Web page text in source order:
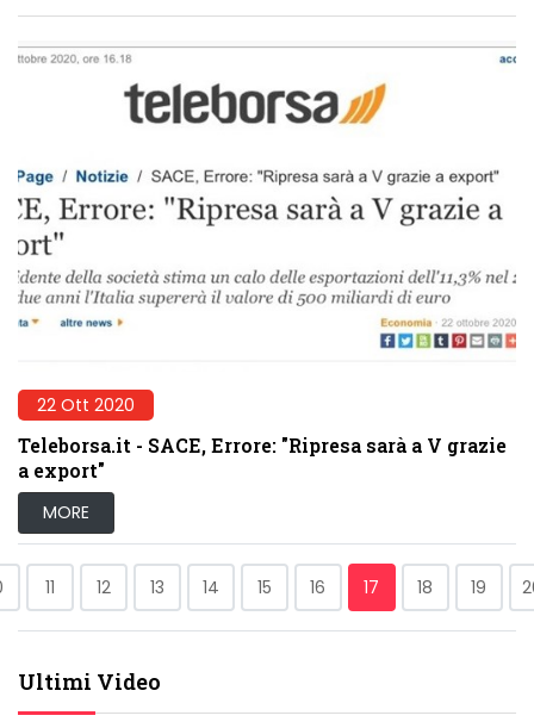
22 Ott 2020
Teleborsa.it - SACE, Errore: "Ripresa sarà a V grazie
a export"
MORE
11 12 13 14 15 16 17 18 19
Ultimi Video